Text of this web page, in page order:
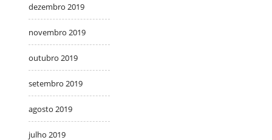
dezembro 2019
novembro 2019
outubro 2019
setembro 2019
agosto 2019
julho 2019